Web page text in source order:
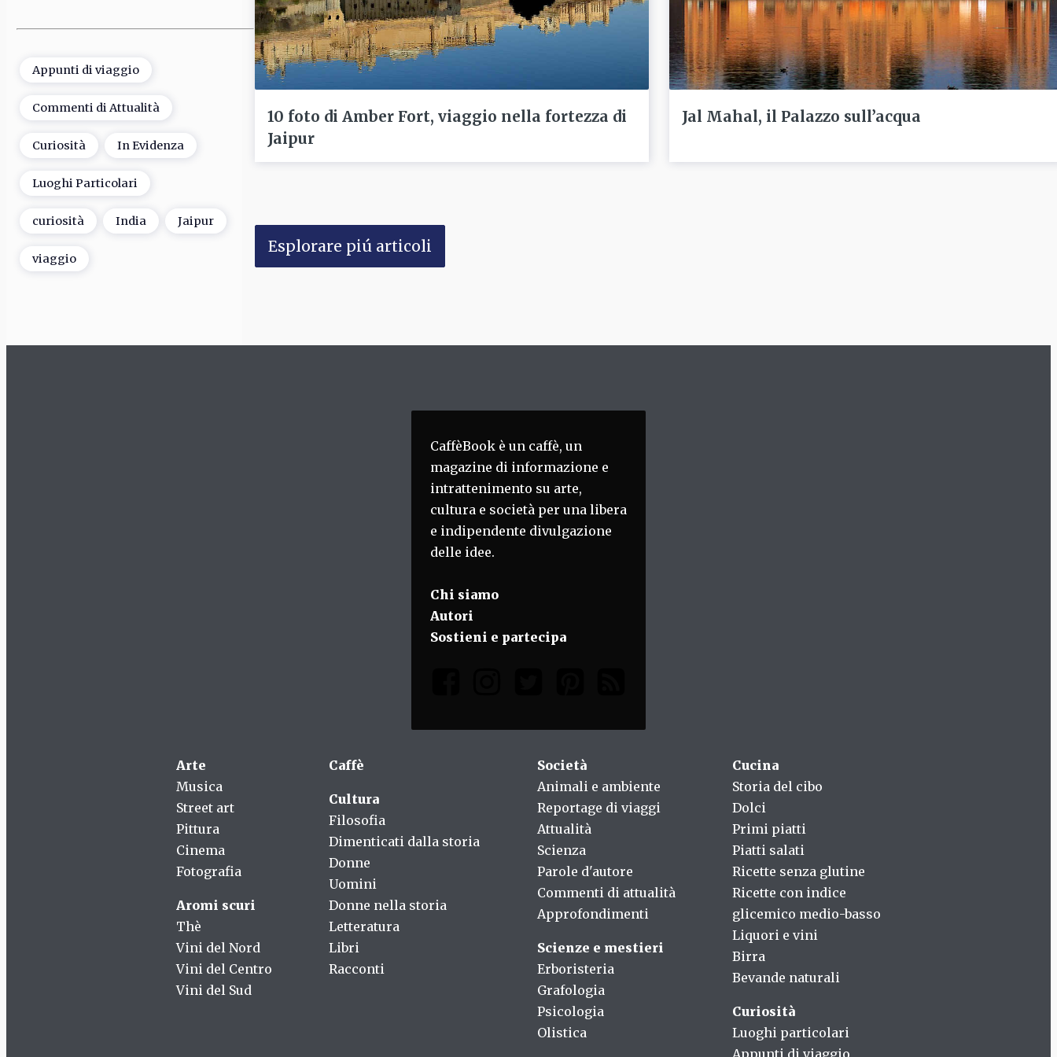
Appunti di viaggio
Commenti di Attualità
Curiosità In Evidenza
Luoghi Particolari
curiosità India Jaipur
viaggio
10 foto di Amber Fort, viaggio nella fortezza di
Jaipur
Jal Mahal, il Palazzo sull’acqua
Esplorare piú articoli
CaffèBook è un caffè, un
magazine di informazione e
intrattenimento su arte,
cultura e società per una libera
e indipendente divulgazione
delle idee.
Chi siamo
Autori
Sostieni e partecipa
Arte
Musica
Street art
Pittura
Cinema
Fotografia
Aromi scuri
Thè
Vini del Nord
Vini del Centro
Vini del Sud
Caffè
Cultura
Filosofia
Dimenticati dalla storia
Donne
Uomini
Donne nella storia
Letteratura
Libri
Racconti
Società
Animali e ambiente
Reportage di viaggi
Attualità
Scienza
Parole d'autore
Commenti di attualità
Approfondimenti
Scienze e mestieri
Erboristeria
Grafologia
Psicologia
Olistica
Cucina
Storia del cibo
Dolci
Primi piatti
Piatti salati
Ricette senza glutine
Ricette con indice
glicemico medio-basso
Liquori e vini
Birra
Bevande naturali
Curiosità
Luoghi particolari